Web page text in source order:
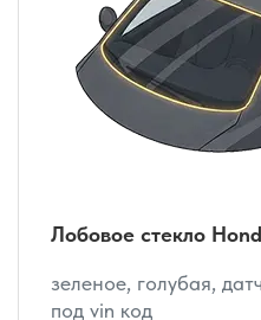
Лобовое стекло
зеленое, голубая,
под vin код